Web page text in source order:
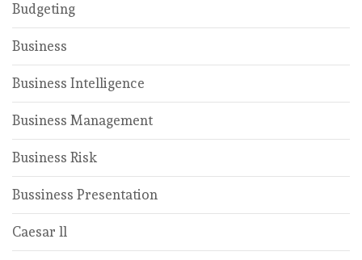
Budgeting
Business
Business Intelligence
Business Management
Business Risk
Bussiness Presentation
Caesar ll